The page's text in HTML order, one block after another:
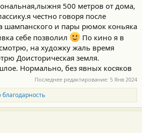
500 метров от дома,
честно говоря после
шампанского и пары рюмок коньяка
себе позволил
По кино я в
на художку жаль время
Доисторическая земля.
Нормально, без явных косяков
Последнее редактирование: 5 Янв 2024